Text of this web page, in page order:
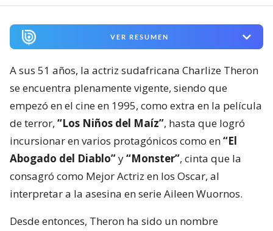
VER RESUMEN
A sus 51 años, la actriz sudafricana Charlize Theron
se encuentra plenamente vigente, siendo que
empezó en el cine en 1995, como extra en la película
de terror, “Los Niños del Maíz”, hasta que logró
incursionar en varios protagónicos como en“El
Abogado del Diablo”y“Monster”, cinta que la
consagró como Mejor Actriz en los Oscar, al
interpretar a la asesina en serie Aileen Wuornos.
Desde entonces, Theron ha sido un nombre